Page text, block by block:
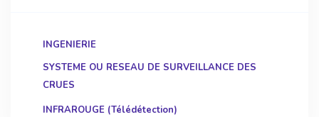
INGENIERIE
SYSTEME OU RESEAU DE SURVEILLANCE DES
CRUES
INFRAROUGE (Télédétection)